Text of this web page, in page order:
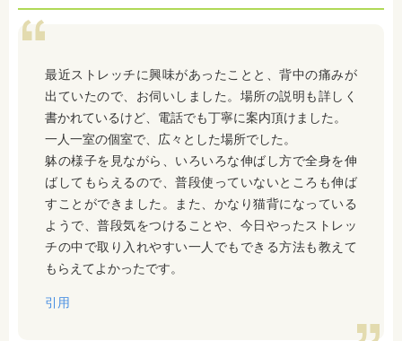
最近ストレッチに興味があったことと、背中の痛みが
出ていたので、お伺いしました。場所の説明も詳しく
書かれているけど、電話でも丁寧に案内頂けました。
一人一室の個室で、広々とした場所でした。
躰の様子を見ながら、いろいろな伸ばし方で全身を伸
ばしてもらえるので、普段使っていないところも伸ば
すことができました。また、かなり猫背になっている
ようで、普段気をつけることや、今日やったストレッ
チの中で取り入れやすい一人でもできる方法も教えて
もらえてよかったです。
引用